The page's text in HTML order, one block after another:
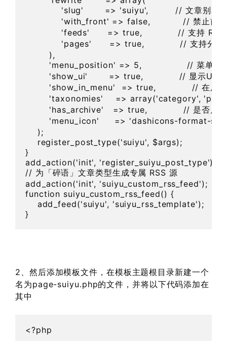
'slug'       => 'suiyu',         // 文章别
'with_front' => false,           // 禁止
            'feeds'      => true,            // 支持 RSS
            'pages'      => true,            // 支持分页
        ),
'menu_position' => 5,               // 菜单
'show_ui'       => true,            // 显示UI界
'show_in_menu'  => true,            // 在后
'taxonomies'    => array('category',
'has_archive'   => true,            // 是否启
'menu_icon'     => 'dashicons-format-
    );
    register_post_type('suiyu', $args);
}
add_action('init', 'register_suiyu_post_type');
// 为「碎语」文章类型生成专属 RSS 源
add_action('init', 'suiyu_custom_rss_feed');
function suiyu_custom_rss_feed() {
    add_feed('suiyu', 'suiyu_rss_template');
2、然后添加模板文件，在模板主题根目录新建一个
名为page-suiyu.php的文件，并将以下代码添加在
其中
<?php